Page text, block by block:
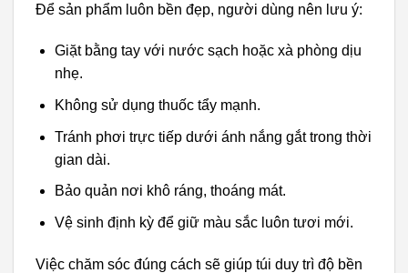
Để sản phẩm luôn bền đẹp, người dùng nên lưu ý:
Giặt bằng tay với nước sạch hoặc xà phòng dịu
nhẹ.
Không sử dụng thuốc tẩy mạnh.
Tránh phơi trực tiếp dưới ánh nắng gắt trong thời
gian dài.
Bảo quản nơi khô ráng, thoáng mát.
Vệ sinh định kỳ để giữ màu sắc luôn tươi mới.
Việc chăm sóc đúng cách sẽ giúp túi duy trì độ bền